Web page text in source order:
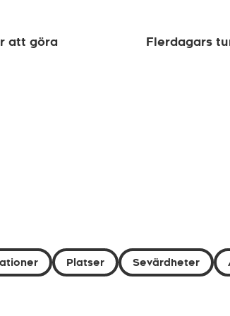
att göra Flerdagars
Platser Sevärdheter